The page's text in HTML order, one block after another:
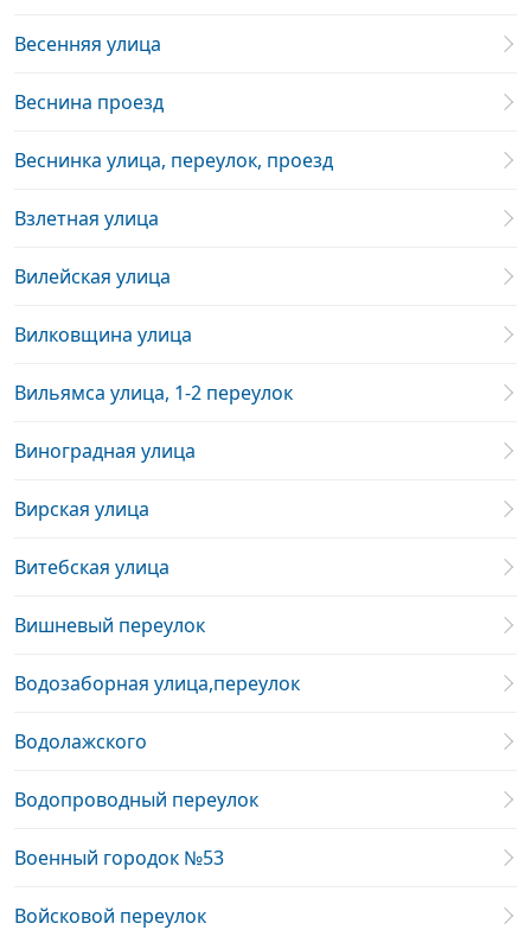
Весенняя улица
Веснина проезд
Веснинка улица, переулок, проезд
Взлетная улица
Вилейская улица
Вилковщина улица
Вильямса улица, 1-2 переулок
Виноградная улица
Вирская улица
Витебская улица
Вишневый переулок
Водозаборная улица,переулок
Водолажского
Водопроводный переулок
Военный городок №53
Войсковой переулок